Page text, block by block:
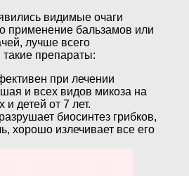
видимые очаги
применение бальзамов или
лучше всего
препараты:
при лечении
и всех видов микоза на
и детей от 7 лет.
биосинтез грибков,
хорошо излечивает все его